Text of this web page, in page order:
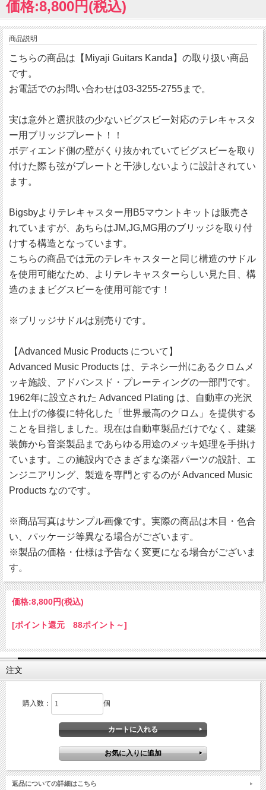
価格:8,800円(税込)
商品説明
こちらの商品は【Miyaji Guitars Kanda】の取り扱い商品
です。
お電話でのお問い合わせは03-3255-2755まで。
実は意外と選択肢の少ないビグスビー対応のテレキャスタ
ー用ブリッジプレート！！
ボディエンド側の壁がくり抜かれていてビグスビーを取り
付けた際も弦がプレートと干渉しないように設計されてい
ます。
Bigsbyよりテレキャスター用B5マウントキットは販売さ
れていますが、あちらはJM,JG,MG用のブリッジを取り付
けする構造となっています。
こちらの商品では元のテレキャスターと同じ構造のサドル
を使用可能なため、よりテレキャスターらしい見た目、構
造のままビグスビーを使用可能です！
※ブリッジサドルは別売りです。
【Advanced Music Products について】
Advanced Music Products は、テネシー州にあるクロムメ
ッキ施設、アドバンスド・プレーティングの一部門です。
1962年に設立された Advanced Plating は、自動車の光沢
仕上げの修復に特化した「世界最高のクロム」を提供する
ことを目指しました。現在は自動車製品だけでなく、建築
装飾から音楽製品まであらゆる用途のメッキ処理を手掛け
ています。この施設内でさまざまな楽器パーツの設計、エ
ンジニアリング、製造を専門とするのが Advanced Music
Products なのです。
※商品写真はサンプル画像です。実際の商品は木目・色合
い、パッケージ等異なる場合がございます。
※製品の価格・仕様は予告なく変更になる場合がございま
す。
価格:8,800円(税込)
[ポイント還元 88ポイント～]
注文
購入数： 個
返品についての詳細はこちら